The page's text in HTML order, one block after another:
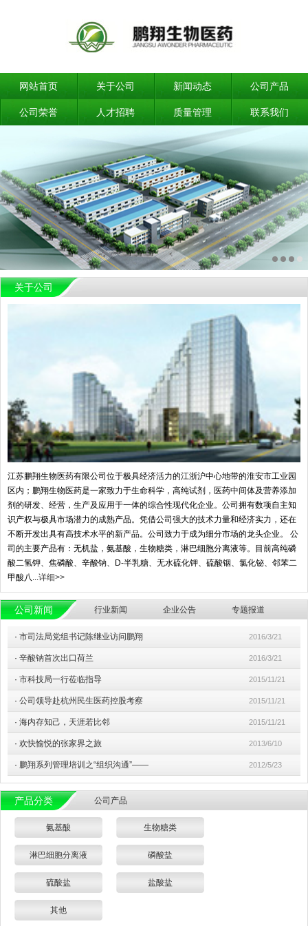
网站首页 关于公司 新闻动态 公司产品
公司荣誉 人才招聘 质量管理 联系我们
关于公司
江苏鹏翔生物医药有限公司位于极具经济活力的江浙沪中心地带的淮安市工业园
区内；鹏翔生物医药是一家致力于生命科学，高纯试剂，医药中间体及营养添加
剂的研发、经营，生产及应用于一体的综合性现代化企业。公司拥有数项自主知
识产权与极具市场潜力的成熟产品。凭借公司强大的技术力量和经济实力，还在
不断开发出具有高技术水平的新产品。公司致力于成为细分市场的龙头企业。 公
司的主要产品有：无机盐，氨基酸，生物糖类，淋巴细胞分离液等。目前高纯磷
酸二氢钾、焦磷酸、辛酸钠、D-半乳糖、无水硫化钾、硫酸铟、氯化铋、邻苯二
甲酸八...详细>>
公司新闻 行业新闻 企业公告 专题报道
· 市司法局党组书记陈继业访问鹏翔 2016/3/21
· 辛酸钠首次出口荷兰 2016/3/21
· 市科技局一行莅临指导 2015/11/21
· 公司领导赴杭州民生医药控股考察 2015/11/21
· 海内存知己，天涯若比邻 2015/11/21
· 欢快愉悦的张家界之旅 2013/6/10
· 鹏翔系列管理培训之“组织沟通”—— 2012/5/23
产品分类 公司产品
氨基酸 生物糖类
淋巴细胞分离液 磷酸盐
硫酸盐 盐酸盐
其他